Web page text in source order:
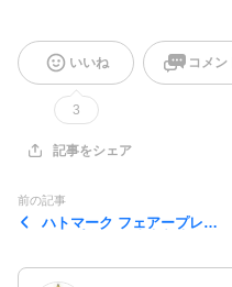
いいね
3
コメン
記事をシェア
前の記事
ハトマーク フェアープレー